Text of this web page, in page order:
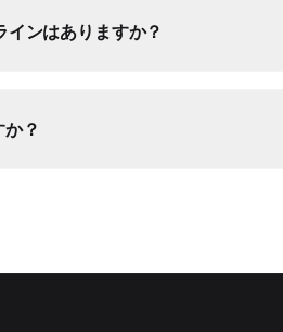
ンはありますか？
？